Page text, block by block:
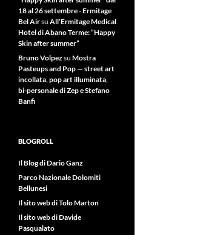
18 al 26 settembre - Ermitage
Bel Airsu All’Ermitage Medical
Hotel di Abano Terme: “Happy
Skin after summer”
Bruno Volpezsu Mostra
Pasteups and Pop — street art
incollata, pop art illuminata,
bi-personale di Zep e Stefano
Banfi
BLOGROLL
Il Blog di Dario Ganz
Parco Nazionale Dolomiti
Bellunesi
Il sito web di Tolo Marton
Il sito web di Davide
Pasqualato